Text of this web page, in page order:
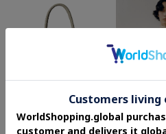
HIROFU
【チェスタ】レザートートバッグ M 本革 （商品番号：P25-30008）
HIROFU